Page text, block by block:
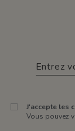
J'accepte les
Vous pouvez